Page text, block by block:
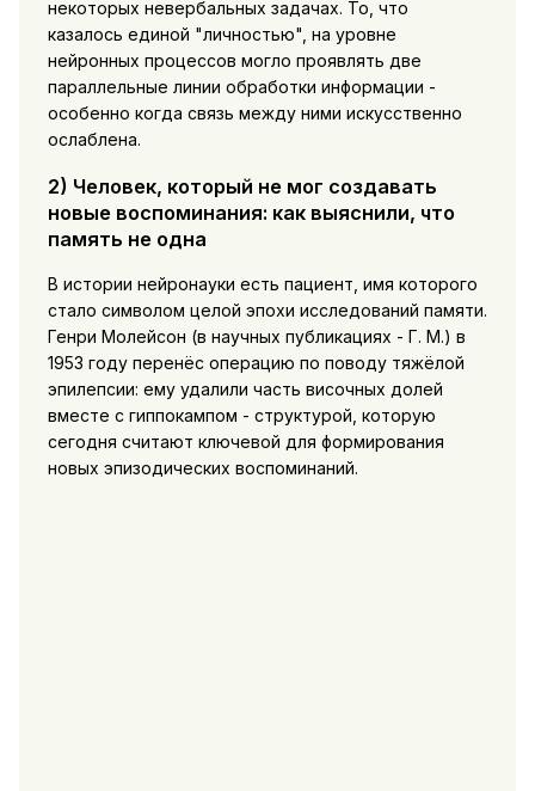
некоторых невербальных задачах. То, что
казалось единой "личностью", на уровне
нейронных процессов могло проявлять две
параллельные линии обработки информации -
особенно когда связь между ними искусственно
ослаблена.
2) Человек, который не мог создавать
новые воспоминания: как выяснили, что
память не одна
В истории нейронауки есть пациент, имя которого
стало символом целой эпохи исследований памяти.
Генри Молейсон (в научных публикациях - Г. М.) в
1953 году перенёс операцию по поводу тяжёлой
эпилепсии: ему удалили часть височных долей
вместе с гиппокампом - структурой, которую
сегодня считают ключевой для формирования
новых эпизодических воспоминаний.